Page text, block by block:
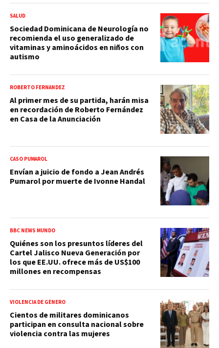
SALUD
Sociedad Dominicana de Neurología no
recomienda el uso generalizado de
vitaminas y aminoácidos en niños con
autismo
ROBERTO FERNÁNDEZ
Al primer mes de su partida, harán misa
en recordación de Roberto Fernández
en Casa de la Anunciación
CASO PUMAROL
Envían a juicio de fondo a Jean Andrés
Pumarol por muerte de Ivonne Handal
BBC NEWS MUNDO
Quiénes son los presuntos líderes del
Cartel Jalisco Nueva Generación por
los que EE.UU. ofrece más de US$100
millones en recompensas
VIOLENCIA DE GÉNERO
Cientos de militares dominicanos
participan en consulta nacional sobre
violencia contra las mujeres